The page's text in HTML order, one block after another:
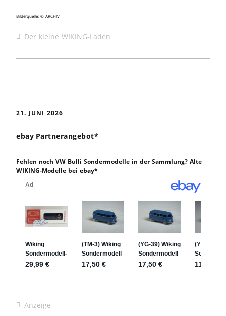
Bilderquelle: © ARCHIV
Der kleine WIKING-Laden
21. JUNI 2026
ebay Partnerangebot*
Fehlen noch VW Bulli Sondermodelle in der Sammlung? Alte
WIKING-Modelle bei ebay*
Anzeige